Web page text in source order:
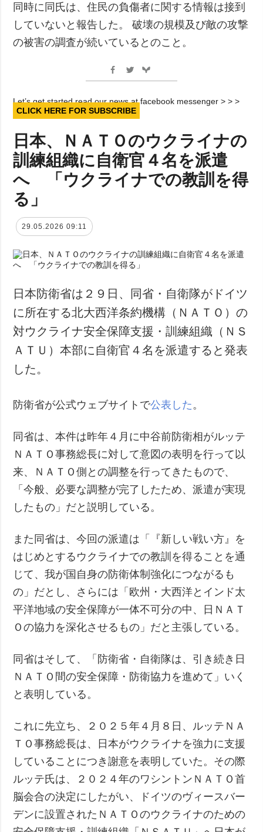
同時に同氏は、住民の負傷者に関する情報は接到
していないと報告した。 破壊の規模及び敵の攻撃
の被害の調査が続いているとのこと。
Let’s get started read our news at facebook messenger > > >
CLICK HERE FOR SUBSCRIBE
日本、ＮＡＴＯのウクライナの
訓練組織に自衛官４名を派遣
へ 「ウクライナでの教訓を得
る」
29.05.2026 09:11
日本防衛省は２９日、同省・自衛隊がドイツ
に所在する北大西洋条約機構（ＮＡＴＯ）の
対ウクライナ安全保障支援・訓練組織（ＮＳ
ＡＴＵ）本部に自衛官４名を派遣すると発表
した。
防衛省が公式ウェブサイトで公表した 。
同省は、本件は昨年４月に中谷前防衛相がルッテ
ＮＡＴＯ事務総長に対して意図の表明を行って以
来、ＮＡＴＯ側との調整を行ってきたもので、
「今般、必要な調整が完了したため、派遣が実現
したもの」だと説明している。
また同省は、今回の派遣は「『新しい戦い方』を
はじめとするウクライナでの教訓を得ることを通
じて、我が国自身の防衛体制強化につながるも
の」だとし、さらには「欧州・大西洋とインド太
平洋地域の安全保障が一体不可分の中、日ＮＡＴ
Ｏの協力を深化させるもの」だと主張している。
同省はそして、「防衛省・自衛隊は、引き続き日
ＮＡＴＯ間の安全保障・防衛協力を進めて」いく
と表明している。
これに先立ち、２０２５年４月８日、ルッテＮＡ
ＴＯ事務総長は、日本がウクライナを強力に支援
していることにつき謝意を表明していた。その際
ルッテ氏は、２０２４年のワシントンＮＡＴＯ首
脳会合の決定にしたがい、ドイツのヴィースバー
デンに設置されたＮＡＴＯのウクライナのための